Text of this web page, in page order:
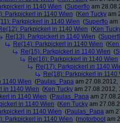
in 1140 Wien (Superflo am
Parkpickerl in 1140 Wien (Ken Tucky am
Parkpickerl in 1140 Wien (Superflo am
Parkpickerl in 1140 Wien (Ken
Re(13): Parkpickerl in 1140 Wien (
Re(14): Parkpickerl in 1140 Wien (
Re(15): Parkpickerl in 1140 Wien (
Re(16): Parkpickerl in 1140 Wien
Re(17): Parkpickerl in 1140
Re(18): Parkpickerl in 1140
1140 Wien (Paulas_Papa am 27.08.2012,
in 1140 Wien (Ken Tucky am 27.08.2012,
in 1140 Wien (Paulas_Papa am
in 1140 Wien (Ken Tucky am
in 1140 Wien (Paulas_Papa am
Parkpickerl in 1140 Wien (motorboot am